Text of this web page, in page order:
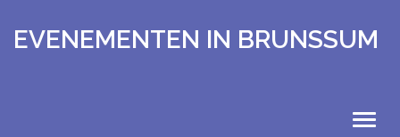
EVENEMENTEN IN BRUNSSUM